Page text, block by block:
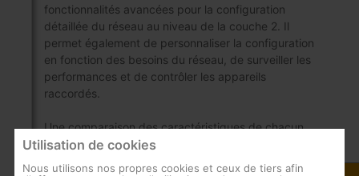
fonctionnalités avancées pour la configuration
détaillée du réseau au niveau de la couche 2. Il
permet également de personnaliser la configuration
en fonction des besoins du réseau, de surveiller les
performances et de contrôler les appareils
raccordés.
Une comparaison des caractéristiques de chacun
d'entre eux est présentée ci-dessous :
Utilisation de cookies
Nous utilisons nos propres cookies et ceux de tiers afin